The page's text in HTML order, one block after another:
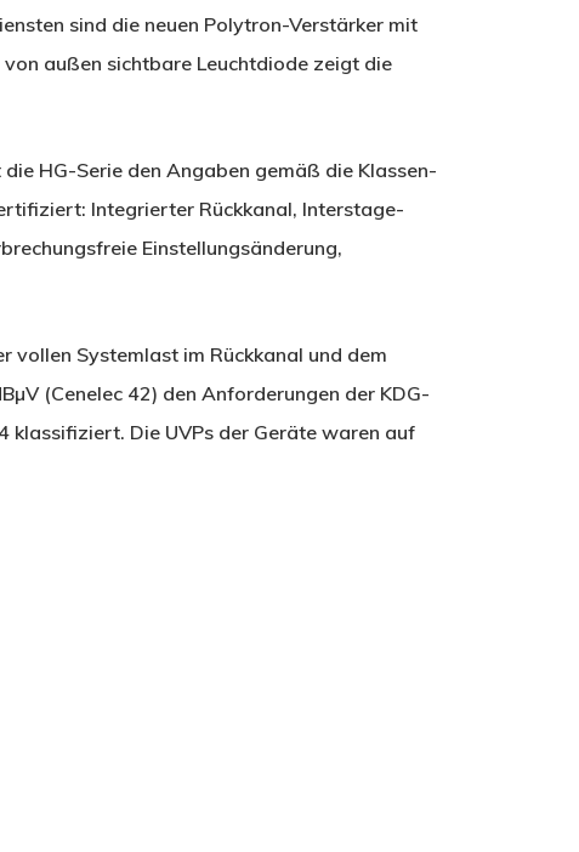
sind die neuen Polytron-Verstärker mit
außen sichtbare Leuchtdiode zeigt die
HG-Serie den Angaben gemäß die Klassen-
Integrierter Rückkanal, Interstage-
Einstellungsänderung,
vollen Systemlast im Rückkanal und dem
(Cenelec 42) den Anforderungen der KDG-
klassifiziert. Die UVPs der Geräte waren auf